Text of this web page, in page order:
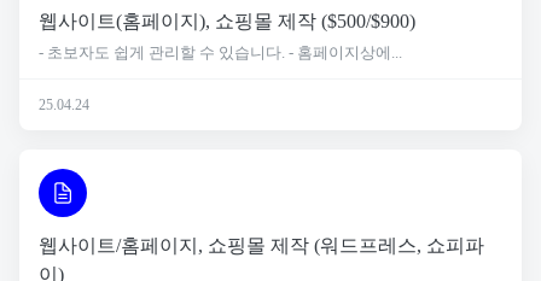
웹사이트(홈페이지), 쇼핑몰 제작 ($500/$900)
- 초보자도 쉽게 관리할 수 있습니다. - 홈페이지상에...
25.04.24
웹사이트/홈페이지, 쇼핑몰 제작 (워드프레스, 쇼피파
이)